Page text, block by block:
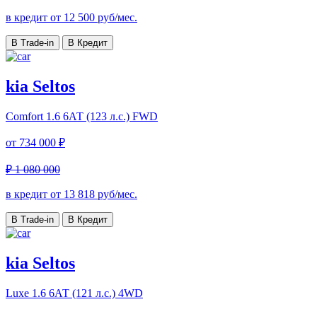
в кредит от 12 500 руб/мес.
В Trade-in В Кредит
kia Seltos
Comfort 1.6 6АТ (123 л.с.) FWD
от 734 000 ₽
₽ 1 080 000
в кредит от 13 818 руб/мес.
В Trade-in В Кредит
kia Seltos
Luxe 1.6 6АТ (121 л.с.) 4WD